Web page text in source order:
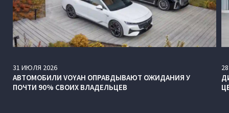
31 ИЮЛЯ 2026
АВТОМОБИЛИ VOYAH ОПРАВДЫВАЮТ ОЖИДАНИЯ У
ПОЧТИ 90% СВОИХ ВЛАДЕЛЬЦЕВ
28